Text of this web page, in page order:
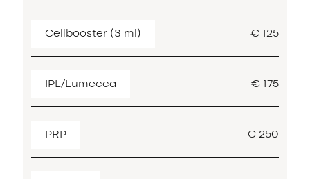
Cellbooster (3 ml) € 125
IPL/Lumecca € 175
PRP € 250